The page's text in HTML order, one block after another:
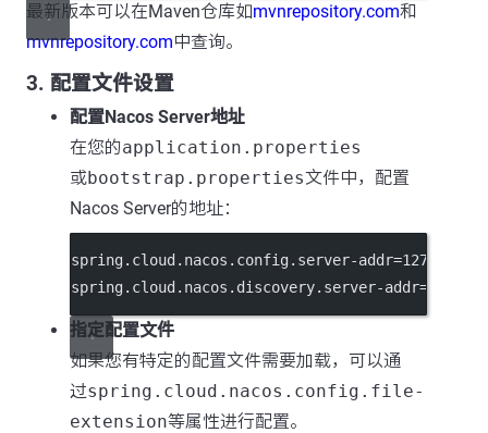
最新版本可以在Maven仓库如mvnrepository.com和
mvnrepository.com中查询。
3. 配置文件设置
配置Nacos Server地址
在您的application.properties
或bootstrap.properties文件中，配置
Nacos Server的地址：
spring.cloud.nacos.config.server-addr
spring.cloud.nacos.discovery.server-addr
指定配置文件
如果您有特定的配置文件需要加载，可以通
过spring.cloud.nacos.config.file-
extension等属性进行配置。